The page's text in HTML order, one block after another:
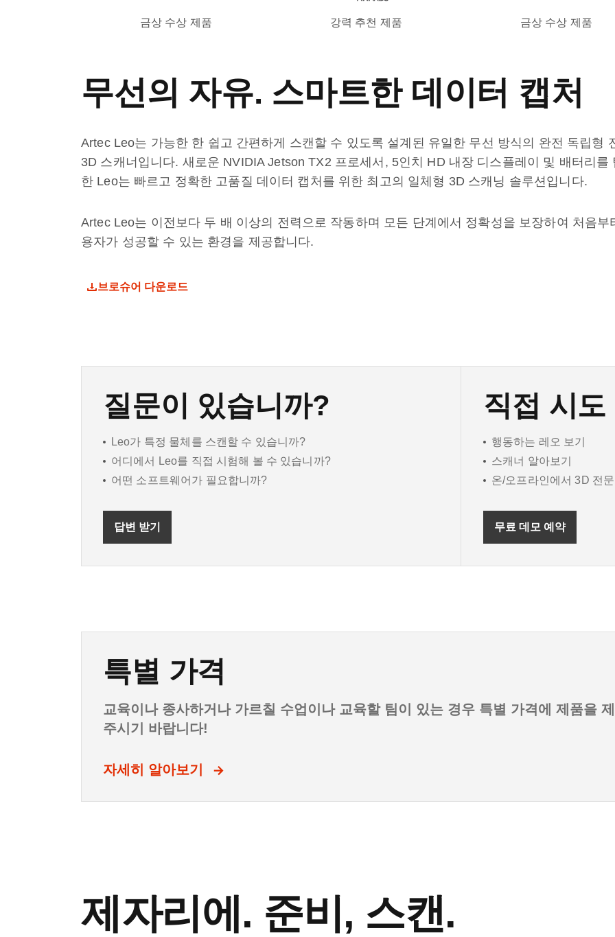
금상 수상 제품 강력 추천 제품 금상 수상 제품
무선의 자유. 스마트한 데이터 캡처
Artec Leo는 가능한 한 쉽고 간편하게 스캔할 수 있도록 설계된 유일한 무선 방식의 완전 독립형
3D 스캐너입니다. 새로운 NVIDIA Jetson TX2 프로세서, 5인치 HD 내장 디스플레이 및 배터리를
한 Leo는 빠르고 정확한 고품질 데이터 캡처를 위한 최고의 일체형 3D 스캐닝 솔루션입니다.
Artec Leo는 이전보다 두 배 이상의 전력으로 작동하며 모든 단계에서 정확성을 보장하여 처음부
용자가 성공할 수 있는 환경을 제공합니다.
브로슈어 다운로드
질문이 있습니까?
Leo가 특정 물체를 스캔할 수 있습니까?
어디에서 Leo를 직접 시험해 볼 수 있습니까?
어떤 소프트웨어가 필요합니까?
답변 받기
직접 시도
행동하는 레오 보기
스캐너 알아보기
온/오프라인에서 3D 전
무료 데모 예약
특별 가격
교육이나 종사하거나 가르칠 수업이나 교육할 팀이 있는 경우 특별 가격에 제품을
주시기 바랍니다!
자세히 알아보기
제자리에. 준비, 스캔.